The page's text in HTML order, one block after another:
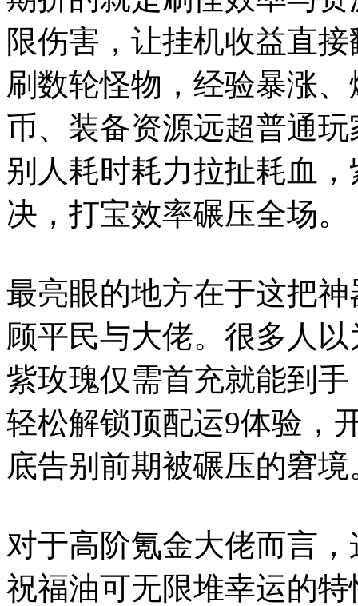
限伤害，让挂机收益直
刷数轮怪物，经验暴涨
币、装备资源远超普通
别人耗时耗力拉扯耗血
决，打宝效率碾压全场。
最亮眼的地方在于这把
顾平民与大佬。很多人
紫玫瑰仅需首充就能到
轻松解锁顶配运9体验，
底告别前期被碾压的窘境
对于高阶氪金大佬而言
祝福油可无限堆幸运的